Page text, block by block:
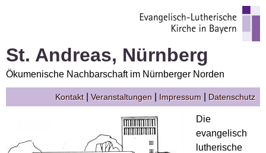
St. Andreas, Nürnberg
Ökumenische Nachbarschaft im Nürnberger Norden
Kontakt| Veranstaltungen Impressum Datenschutz
Die
evangelisch
lutherische